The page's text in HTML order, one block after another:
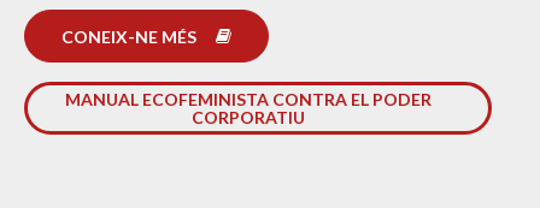
CONEIX-NE MÉS
MANUAL ECOFEMINISTA CONTRA EL PODER
CORPORATIU